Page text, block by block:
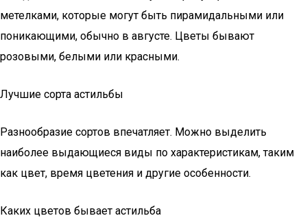
метелками, которые могут быть пирамидальными или
поникающими, обычно в августе. Цветы бывают
розовыми, белыми или красными.
Лучшие сорта астильбы
Разнообразие сортов впечатляет. Можно выделить
наиболее выдающиеся виды по характеристикам, таким
как цвет, время цветения и другие особенности.
Каких цветов бывает астильба